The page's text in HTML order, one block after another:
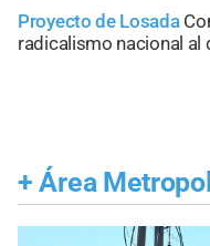
Proyecto de Losada
radicalismo nacional al
+ Área